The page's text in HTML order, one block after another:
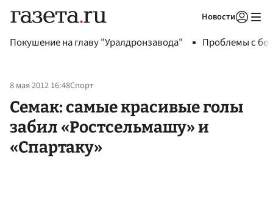
Новости
Покушение на главу "Уралдронзавода" Проблемы с
8 мая 2012 16:48Спорт
Семак: самые красивые голы
забил «Ростсельмашу» и
«Спартаку»